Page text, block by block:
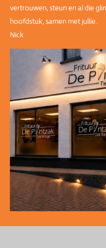
vertrouwen, steun en al die
hoofdstuk, samen met jullie.
Nick